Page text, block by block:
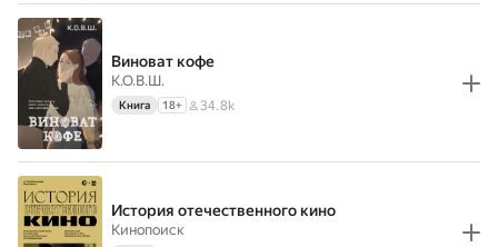
Виноват кофе
К.О.В.Ш.
Книга 18+ 34.8k
История отечественного кино
Кинопоиск